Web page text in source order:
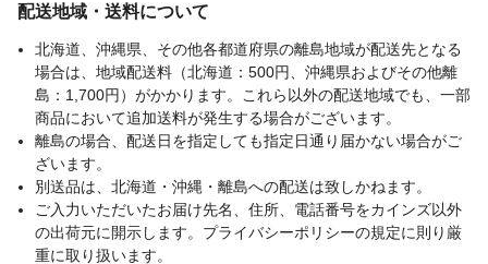
配送地域・送料について
北海道、沖縄県、その他各都道府県の離島地域が配送先となる
場合は、地域配送料（北海道：500円、沖縄県およびその他離
島：1,700円）がかかります。これら以外の配送地域でも、一部
商品において追加送料が発生する場合がございます。
離島の場合、配送日を指定しても指定日通り届かない場合がご
ざいます。
別送品は、北海道・沖縄・離島への配送は致しかねます。
ご入力いただいたお届け先名、住所、電話番号をカインズ以外
の出荷元に開示します。プライバシーポリシーの規定に則り厳
重に取り扱います。